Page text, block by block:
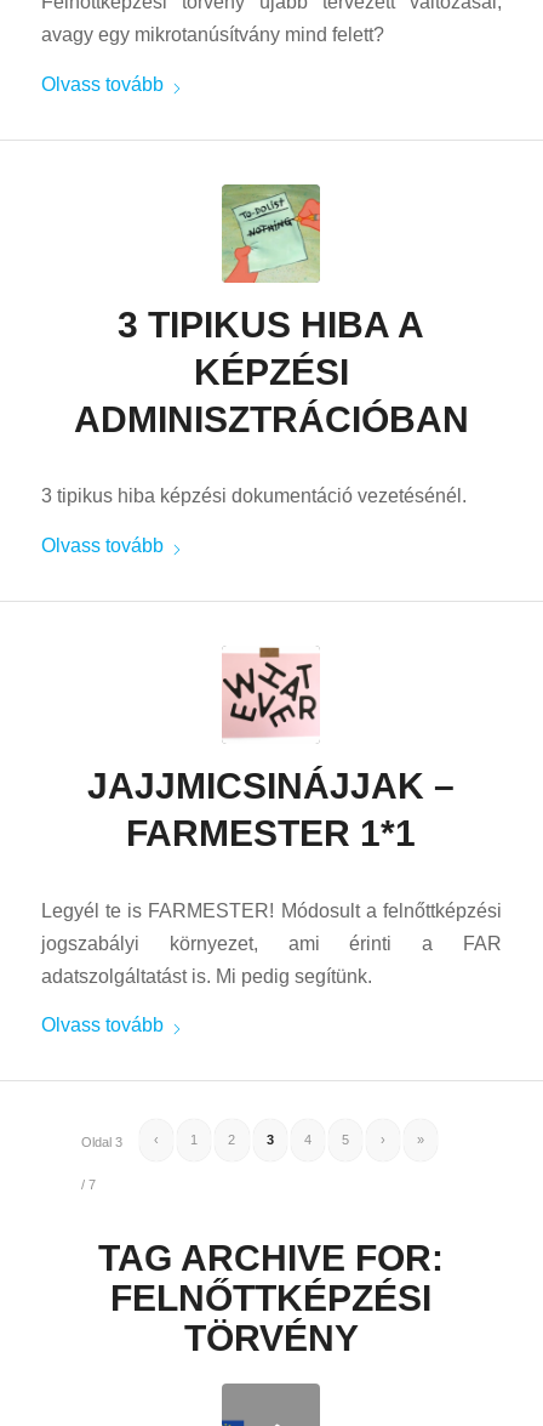
avagy egy mikrotanúsítvány mind felett?
Olvass tovább
3 TIPIKUS HIBA A
KÉPZÉSI
ADMINISZTRÁCIÓBAN
3 tipikus hiba képzési dokumentáció vezetésénél.
Olvass tovább
JAJJMICSINÁJJAK –
FARMESTER 1*1
Legyél te is FARMESTER! Módosult a felnőttképzési
jogszabályi környezet, ami érinti a FAR
adatszolgáltatást is. Mi pedig segítünk.
Olvass tovább
Oldal 3
/ 7
‹ 1 2 3 4 5 › »
TAG ARCHIVE FOR:
FELNŐTTKÉPZÉSI
TÖRVÉNY